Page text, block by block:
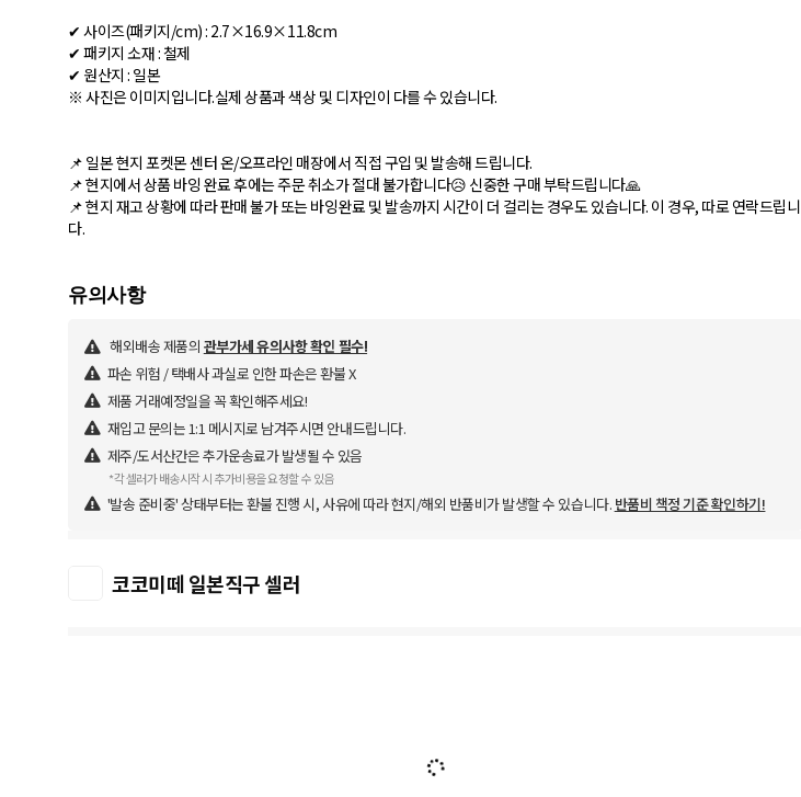
✔ 사이즈(패키지/cm) : 2.7×16.9×11.8cm
✔ 패키지 소재 : 철제
✔ 원산지 : 일본
※ 사진은 이미지입니다.실제 상품과 색상 및 디자인이 다를 수 있습니다.
📌 일본 현지 포켓몬 센터 온/오프라인 매장에서 직접 구입 및 발송해 드립니다.
📌 현지에서 상품 바잉 완료 후에는 주문 취소가 절대 불가합니다😥 신중한 구매 부탁드립니다🙏
📌 현지 재고 상황에 따라 판매 불가 또는 바잉완료 및 발송까지 시간이 더 걸리는 경우도 있습니다. 이 경우, 따로 연락드립니
다.
유의사항
해외배송 제품의 관부가세 유의사항 확인 필수!
파손 위험 / 택배사 과실로 인한 파손은 환불 X
제품 거래예정일을 꼭 확인해주세요!
재입고 문의는 1:1 메시지로 남겨주시면 안내드립니다.
제주/도서산간은 추가운송료가 발생될 수 있음
*각 셀러가 배송시작 시 추가비용을 요청할 수 있음
'발송 준비중' 상태부터는 환불 진행 시, 사유에 따라 현지/해외 반품비가 발생할 수 있습니다. 반품비 책정 기준 확인하기!
코코미떼 일본직구 셀러